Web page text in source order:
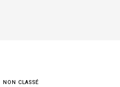
NON CLASSÉ